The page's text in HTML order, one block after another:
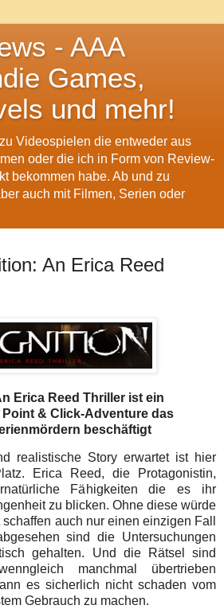
- AAA
Games,
und mehr!
Videospielen die entweder aus
oder die ich in Form von Review-
bekommen habe. Ab und zu
auch mit Filmen, Serien oder
An Erica Reed
Erica Reed Thriller ist ein
& Click-Adventure das
beschäftigt
realistische Story erwartet ist hier
Erica Reed, die Protagonistin,
Fähigkeiten die es ihr
zu blicken. Ohne diese würde
auch nur einen einzigen Fall
sind die Untersuchungen
gehalten. Und die Rätsel sind
manchmal übertrieben
es sicherlich nicht schaden vom
Gebrauch zu machen.